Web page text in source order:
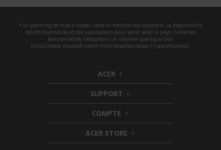
* Le planning de mise à niveau varie en fonction des appareils. La disponibilité
des fonctionnalités et des applications peut varier selon le pays. Certaines
fonctionnalités nécessitent un matériel spécifique (voir
https://www.microsoft.com/fr-fr/windows/windows-11-specifications).
ACER h
i
d
d
e
n
SUPPORT h
i
d
d
e
n
COMPTE h
i
d
d
ACER STORE h
i